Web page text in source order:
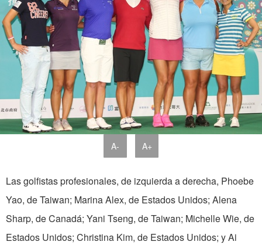
A- A+
Las golfistas profesionales, de izquierda a derecha, Phoebe
Yao, de Taiwan; Marina Alex, de Estados Unidos; Alena
Sharp, de Canadá; Yani Tseng, de Taiwan; Michelle Wie, de
Estados Unidos; Christina Kim, de Estados Unidos; y Ai